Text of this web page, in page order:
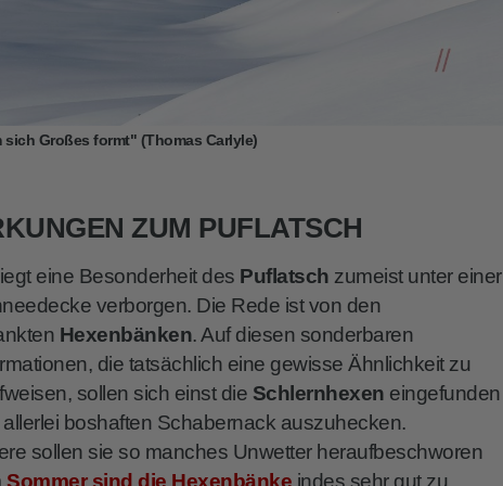
Großes formt" (Thomas Carlyle)
ZUM PUFLATSCH
eine Besonderheit des Puflatsch zumeist unter einer
verborgen. Die Rede ist von den
Hexenbänken. Auf diesen sonderbaren
die tatsächlich eine gewisse Ähnlichkeit zu
sollen sich einst die Schlernhexen eingefunden
allerlei boshaften Schabernack auszuhecken.
sollen sie so manches Unwetter heraufbeschworen